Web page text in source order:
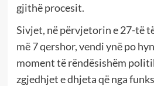
gjithë procesit.
Sivjet, në përvjetorin e 27-të
më 7 qershor, vendi ynë po
moment të rëndësishëm
zgjedhjet e dhjeta që nga